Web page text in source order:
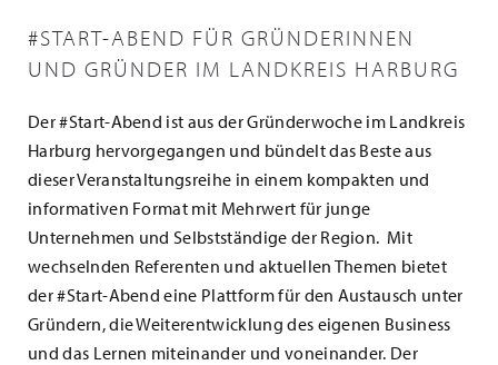
#START-ABEND FÜR GRÜNDERINNEN
UND GRÜNDER IM LANDKREIS HARBURG
Der #Start-Abend ist aus der Gründerwoche im Landkreis
Harburg hervorgegangen und bündelt das Beste aus
dieser Veranstaltungsreihe in einem kompakten und
informativen Format mit Mehrwert für junge
Unternehmen und Selbstständige der Region. Mit
wechselnden Referenten und aktuellen Themen bietet
der #Start-Abend eine Plattform für den Austausch unter
Gründern, die Weiterentwicklung des eigenen Business
und das Lernen miteinander und voneinander. Der